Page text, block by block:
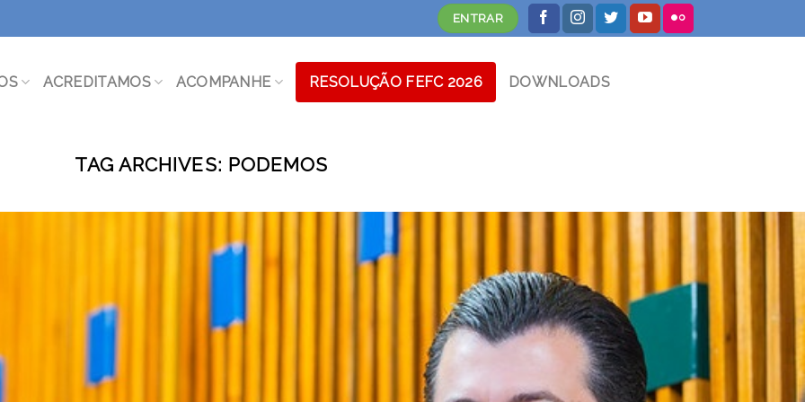
ENTRAR
ACREDITAMOS ACOMPANHE RESOLUÇÃO FEFC 2026 DOWNLOADS
TAG ARCHIVES: PODEMOS